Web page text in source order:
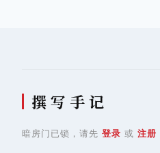
撰 写 手 记
暗房门已锁，请先 登录 或 注册